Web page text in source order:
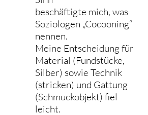
beschäftigte mich, was
Soziologen „Cocooning“
nennen.
Meine Entscheidung für
Material (Fundstücke,
Silber) sowie Technik
(stricken) und Gattung
(Schmuckobjekt) fiel
leicht.